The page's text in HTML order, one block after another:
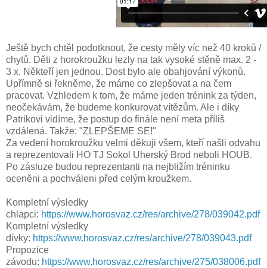
Ještě bych chtěl podotknout, že cesty měly víc než 40 kroků /
chytů. Děti z horokroužku lezly na tak vysoké stěně max. 2 -
3 x. Někteří jen jednou. Dost bylo ale obahjování výkonů.
Upřímně si řekněme, že máme co zlepšovat a na čem
pracovat. Vzhledem k tom, že máme jeden trénink za týden,
neočekávám, že budeme konkurovat vítězům. Ale i díky
Patrikovi vidíme, že postup do finále není meta příliš
vzdálená. Takže: "ZLEPŠEME SE!"
Za vedení horokroužku velmi děkuji všem, kteří našli odvahu
a reprezentovali HO TJ Sokol Uherský Brod neboli HOUB.
Po zásluze budou reprezentanti na nejbližím tréninku
oceněni a pochváleni před celým kroužkem.
Kompletní výsledky
chlapci: https://www.horosvaz.cz/res/archive/278/039042.pdf
Kompletní výsledky
dívky: https://www.horosvaz.cz/res/archive/278/039043.pdf
Propozice
závodu: https://www.horosvaz.cz/res/archive/275/038006.pdf